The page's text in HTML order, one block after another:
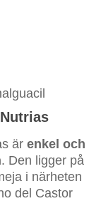
är enkel och
. Den ligger på
i närheten
del Castor